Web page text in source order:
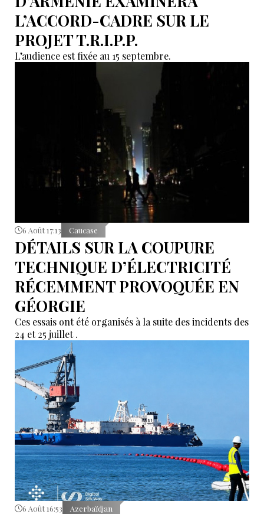
L’ACCORD-CADRE SUR LE
PROJET T.R.I.P.P.
L’audience est fixée au 15 septembre.
6 Août 17:13 Caucase
DÉTAILS SUR LA COUPURE
TECHNIQUE D’ÉLECTRICITÉ
RÉCEMMENT PROVOQUÉE EN
GÉORGIE
Ces essais ont été organisés à la suite des incidents des
24 et 25 juillet .
6 Août 16:53 Azerbaïdjan